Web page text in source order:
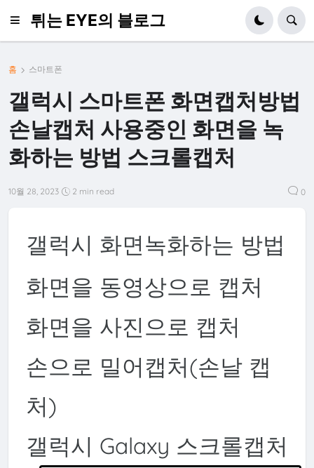
튀는 EYE의 블로그
홈 스마트폰
갤럭시 스마트폰 화면캡처방법
손날캡처 사용중인 화면을 녹
화하는 방법 스크롤캡처
10월 28, 2023 2 min read 0
갤럭시 화면녹화하는 방법
화면을 동영상으로 캡처
화면을 사진으로 캡처
손으로 밀어캡처(손날 캡
처)
갤럭시 Galaxy 스크롤캡처